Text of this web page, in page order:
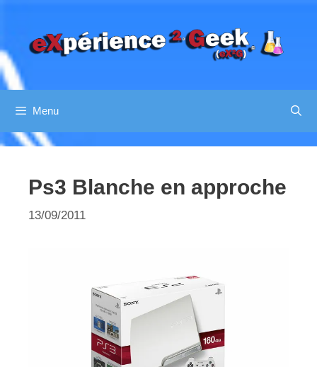
contenu
Menu
Ps3 Blanche en approche
13/09/2011